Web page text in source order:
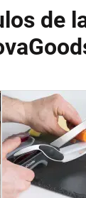
de